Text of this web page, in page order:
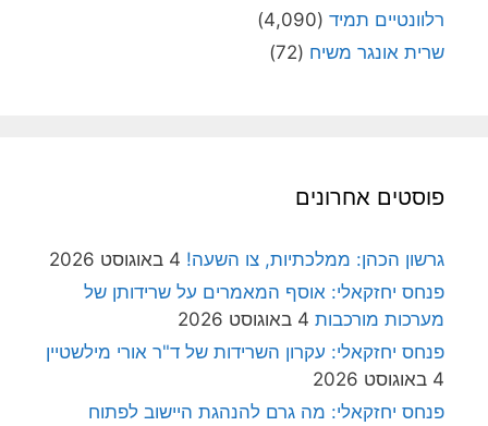
רלוונטיים תמיד (4,090)
שרית אונגר משיח (72)
פוסטים אחרונים
גרשון הכהן: ממלכתיות, צו השעה! 4 באוגוסט 2026
פנחס יחזקאלי: אוסף המאמרים על שרידותן של
מערכות מורכבות 4 באוגוסט 2026
פנחס יחזקאלי: עקרון השרידות של ד"ר אורי מילשטיין
4 באוגוסט 2026
פנחס יחזקאלי: מה גרם להנהגת היישוב לפתוח